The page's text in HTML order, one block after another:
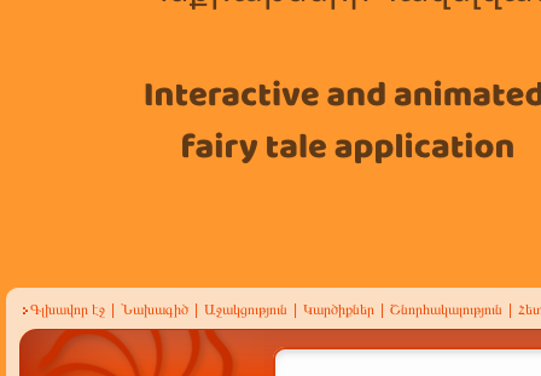
Գլխավոր էջ Նախագիծ Աջակցություն Կարծիքներ Շնորհակալություն